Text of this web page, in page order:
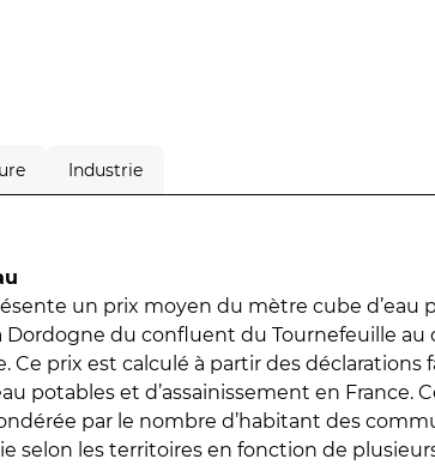
Industrie
un prix moyen du mètre cube d’eau
Dordogne du confluent du Tournefeuille au
Ce prix est calculé à partir des déclarations
potables et d’assainissement en France.
par le nombre d’habitant des
selon les territoires en fonction de